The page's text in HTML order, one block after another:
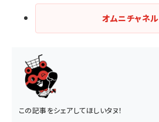
オムニチャネル
この記事をシェアしてほしいタヌ！